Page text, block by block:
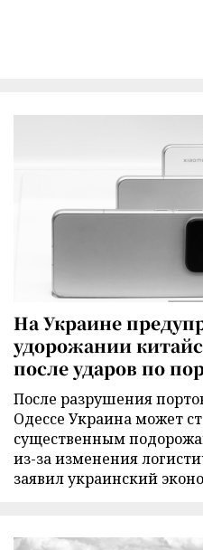
На Украине
удорожании
после ударов по
После разрушения
Одессе Украина может
существенным
из-за изменения
заявил украинский